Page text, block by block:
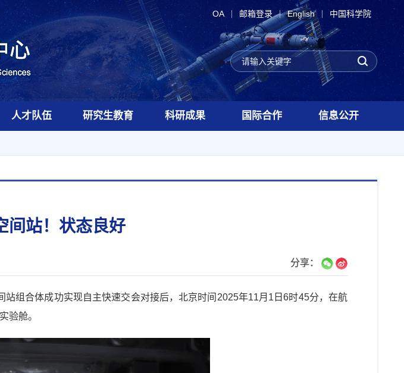
OA 邮箱登录 English 中国科学院
人才队伍 研究生教育 科研成果 国际合作 信息公开
间站！状态良好
分享：
组合体成功实现自主快速交会对接后，北京时间2025年11月1日6时45分，在航
验舱。